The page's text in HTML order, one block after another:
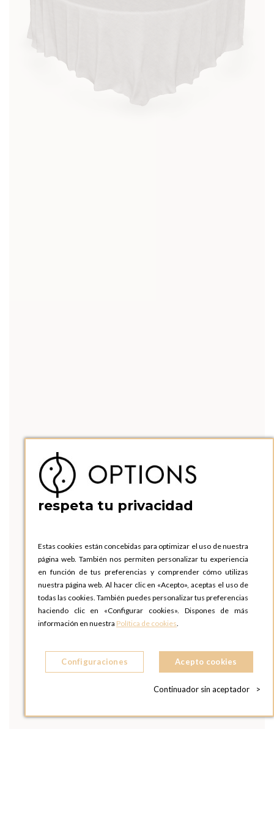
respeta tu privacidad
Estas cookies están concebidas para optimizar el uso de nuestra
página web. También nos permiten personalizar tu experiencia
en función de tus preferencias y comprender cómo utilizas
nuestra página web. Al hacer clic en «Acepto», aceptas el uso de
todas las cookies. También puedes personalizar tus preferencias
haciendo clic en «Configurar cookies». Dispones de más
información en nuestra Política de cookies.
Configuraciones Acepto cookies
Continuador sin aceptador >